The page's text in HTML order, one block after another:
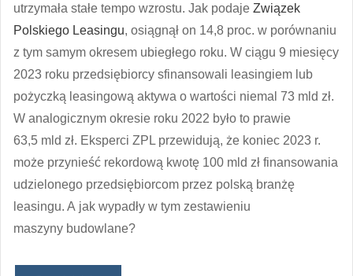
utrzymała stałe tempo wzrostu. Jak podaje Związek
Polskiego Leasingu, osiągnął on 14,8 proc. w porównaniu
z tym samym okresem ubiegłego roku. W ciągu 9 miesięcy
2023 roku przedsiębiorcy sfinansowali leasingiem lub
pożyczką leasingową aktywa o wartości niemal 73 mld zł.
W analogicznym okresie roku 2022 było to prawie
63,5 mld zł. Eksperci ZPL przewidują, że koniec 2023 r.
może przynieść rekordową kwotę 100 mld zł finansowania
udzielonego przedsiębiorcom przez polską branżę
leasingu. A jak wypadły w tym zestawieniu
maszyny budowlane?